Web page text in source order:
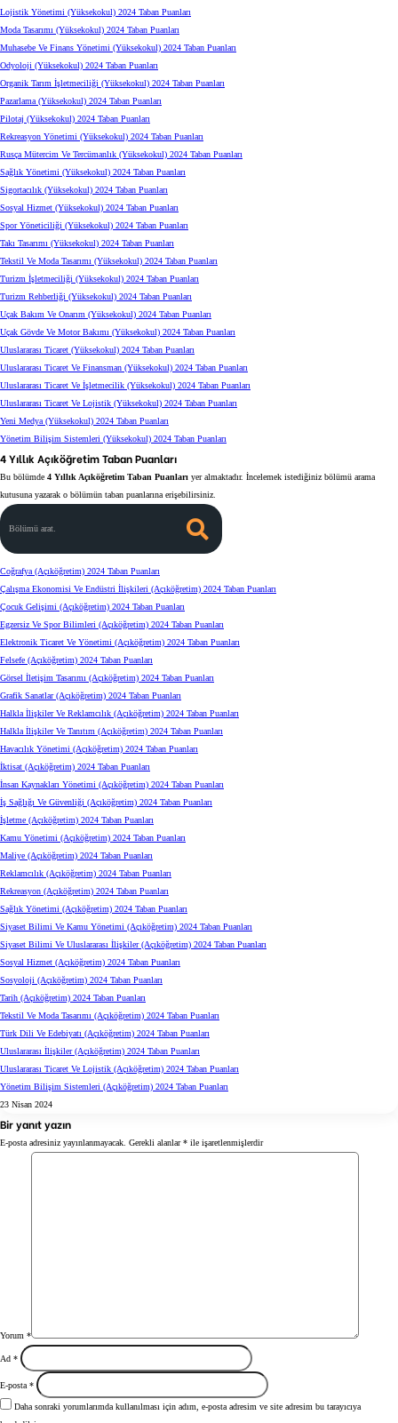
Lojistik Yönetimi (Yüksekokul) 2024 Taban Puanları
Moda Tasarımı (Yüksekokul) 2024 Taban Puanları
Muhasebe Ve Finans Yönetimi (Yüksekokul) 2024 Taban Puanları
Odyoloji (Yüksekokul) 2024 Taban Puanları
Organik Tarım İşletmeciliği (Yüksekokul) 2024 Taban Puanları
Pazarlama (Yüksekokul) 2024 Taban Puanları
Pilotaj (Yüksekokul) 2024 Taban Puanları
Rekreasyon Yönetimi (Yüksekokul) 2024 Taban Puanları
Rusça Mütercim Ve Tercümanlık (Yüksekokul) 2024 Taban Puanları
Sağlık Yönetimi (Yüksekokul) 2024 Taban Puanları
Sigortacılık (Yüksekokul) 2024 Taban Puanları
Sosyal Hizmet (Yüksekokul) 2024 Taban Puanları
Spor Yöneticiliği (Yüksekokul) 2024 Taban Puanları
Takı Tasarımı (Yüksekokul) 2024 Taban Puanları
Tekstil Ve Moda Tasarımı (Yüksekokul) 2024 Taban Puanları
Turizm İşletmeciliği (Yüksekokul) 2024 Taban Puanları
Turizm Rehberliği (Yüksekokul) 2024 Taban Puanları
Uçak Bakım Ve Onarım (Yüksekokul) 2024 Taban Puanları
Uçak Gövde Ve Motor Bakımı (Yüksekokul) 2024 Taban Puanları
Uluslararası Ticaret (Yüksekokul) 2024 Taban Puanları
Uluslararası Ticaret Ve Finansman (Yüksekokul) 2024 Taban Puanları
Uluslararası Ticaret Ve İşletmecilik (Yüksekokul) 2024 Taban Puanları
Uluslararası Ticaret Ve Lojistik (Yüksekokul) 2024 Taban Puanları
Yeni Medya (Yüksekokul) 2024 Taban Puanları
Yönetim Bilişim Sistemleri (Yüksekokul) 2024 Taban Puanları
4 Yıllık Açıköğretim Taban Puanları
Bu bölümde 4 Yıllık Açıköğretim Taban Puanları yer almaktadır. İncelemek istediğiniz bölümü arama
kutusuna yazarak o bölümün taban puanlarına erişebilirsiniz.
Bölümü arat.
Coğrafya (Açıköğretim) 2024 Taban Puanları
Çalışma Ekonomisi Ve Endüstri İlişkileri (Açıköğretim) 2024 Taban Puanları
Çocuk Gelişimi (Açıköğretim) 2024 Taban Puanları
Egzersiz Ve Spor Bilimleri (Açıköğretim) 2024 Taban Puanları
Elektronik Ticaret Ve Yönetimi (Açıköğretim) 2024 Taban Puanları
Felsefe (Açıköğretim) 2024 Taban Puanları
Görsel İletişim Tasarımı (Açıköğretim) 2024 Taban Puanları
Grafik Sanatlar (Açıköğretim) 2024 Taban Puanları
Halkla İlişkiler Ve Reklamcılık (Açıköğretim) 2024 Taban Puanları
Halkla İlişkiler Ve Tanıtım (Açıköğretim) 2024 Taban Puanları
Havacılık Yönetimi (Açıköğretim) 2024 Taban Puanları
İktisat (Açıköğretim) 2024 Taban Puanları
İnsan Kaynakları Yönetimi (Açıköğretim) 2024 Taban Puanları
İş Sağlığı Ve Güvenliği (Açıköğretim) 2024 Taban Puanları
İşletme (Açıköğretim) 2024 Taban Puanları
Kamu Yönetimi (Açıköğretim) 2024 Taban Puanları
Maliye (Açıköğretim) 2024 Taban Puanları
Reklamcılık (Açıköğretim) 2024 Taban Puanları
Rekreasyon (Açıköğretim) 2024 Taban Puanları
Sağlık Yönetimi (Açıköğretim) 2024 Taban Puanları
Siyaset Bilimi Ve Kamu Yönetimi (Açıköğretim) 2024 Taban Puanları
Siyaset Bilimi Ve Uluslararası İlişkiler (Açıköğretim) 2024 Taban Puanları
Sosyal Hizmet (Açıköğretim) 2024 Taban Puanları
Sosyoloji (Açıköğretim) 2024 Taban Puanları
Tarih (Açıköğretim) 2024 Taban Puanları
Tekstil Ve Moda Tasarımı (Açıköğretim) 2024 Taban Puanları
Türk Dili Ve Edebiyatı (Açıköğretim) 2024 Taban Puanları
Uluslararası İlişkiler (Açıköğretim) 2024 Taban Puanları
Uluslararası Ticaret Ve Lojistik (Açıköğretim) 2024 Taban Puanları
Yönetim Bilişim Sistemleri (Açıköğretim) 2024 Taban Puanları
23 Nisan 2024
Bir yanıt yazın
E-posta adresiniz yayınlanmayacak. Gerekli alanlar* ile işaretlenmişlerdir
Yorum *
Ad *
E-posta *
Daha sonraki yorumlarımda kullanılması için adım, e-posta adresim ve site adresim bu tarayıcıya